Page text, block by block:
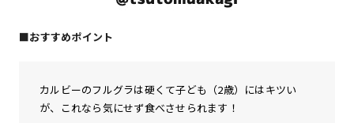
■おすすめポイント
カルビーのフルグラは硬くて子ども（2歳）にはキツい
が、これなら気にせず食べさせられます！